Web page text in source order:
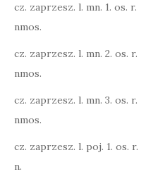
cz. zaprzesz. l. mn. 1. os. r.
nmos.
cz. zaprzesz. l. mn. 2. os. r.
nmos.
cz. zaprzesz. l. mn. 3. os. r.
nmos.
cz. zaprzesz. l. poj. 1. os. r.
n.